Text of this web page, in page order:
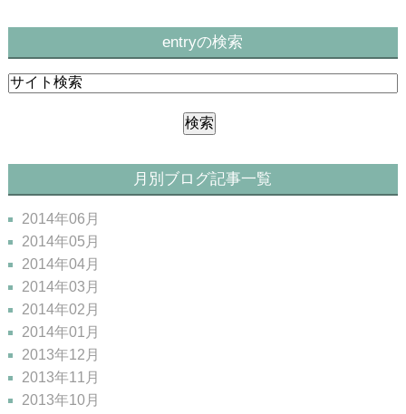
entryの検索
月別ブログ記事一覧
2014年06月
2014年05月
2014年04月
2014年03月
2014年02月
2014年01月
2013年12月
2013年11月
2013年10月